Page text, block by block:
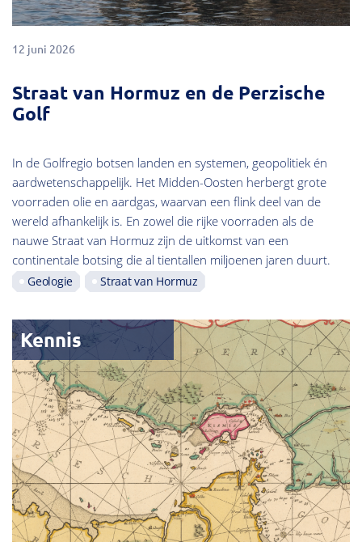
12 juni 2026
Straat van Hormuz en de Perzische
Golf
In de Golfregio botsen landen en systemen, geopolitiek én
aardwetenschappelijk. Het Midden-Oosten herbergt grote
voorraden olie en aardgas, waarvan een flink deel van de
wereld afhankelijk is. En zowel die rijke voorraden als de
nauwe Straat van Hormuz zijn de uitkomst van een
continentale botsing die al tientallen miljoenen jaren duurt.
Geologie Straat van Hormuz
Kennis